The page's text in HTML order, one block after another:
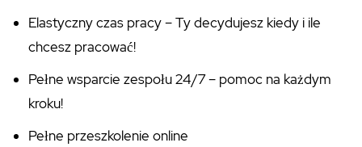
Elastyczny czas pracy – Ty decydujesz kiedy i ile
chcesz pracować!
Pełne wsparcie zespołu 24/7 – pomoc na każdym
kroku!
Pełne przeszkolenie online